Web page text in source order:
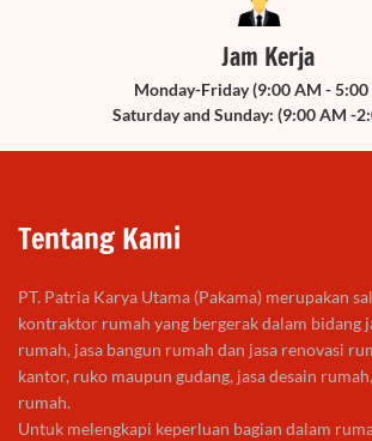
Jam Kerja
Monday-Friday (9:00 AM - 5:00
Saturday and Sunday: (9:00 AM -
Tentang Kami
PT. Patria Karya Utama (Pakama) merupakan
kontraktor rumah yang bergerak dalam bidang
rumah, jasa bangun rumah dan jasa renovasi
kantor, ruko maupun gudang, jasa desain
rumah.
Untuk melengkapi keperluan bagian dalam